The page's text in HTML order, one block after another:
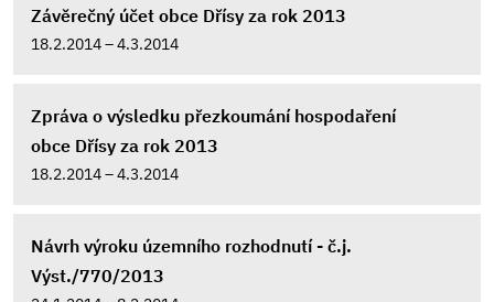
Závěrečný účet obce Dřísy za rok 2013
18.2.2014 – 4.3.2014
Zpráva o výsledku přezkoumání hospodaření
obce Dřísy za rok 2013
18.2.2014 – 4.3.2014
Návrh výroku územního rozhodnutí - č.j.
Výst./770/2013